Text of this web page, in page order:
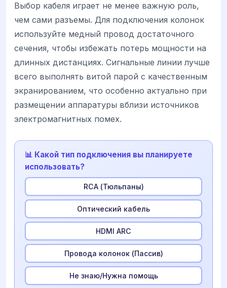
Выбор кабеля играет не менее важную роль,
чем сами разъемы. Для подключения колонок
используйте медный провод достаточного
сечения, чтобы избежать потерь мощности на
длинных дистанциях. Сигнальные линии лучше
всего выполнять витой парой с качественным
экранированием, что особенно актуально при
размещении аппаратуры вблизи источников
электромагнитных помех.
📊 Какой тип подключения вы планируете
использовать?
RCA (Тюльпаны)
Оптический кабель
HDMI ARC
Провода колонок (Пассив)
Не знаю/Нужна помощь